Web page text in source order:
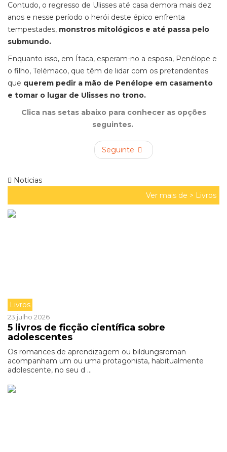
Contudo, o regresso de Ulisses até casa demora mais dez
anos e nesse período o herói deste épico enfrenta
tempestades, monstros mitológicos e até passa pelo
submundo.
Enquanto isso, em Ítaca, esperam-no a esposa, Penélope e
o filho, Telémaco, que têm de lidar com os pretendentes
que querem pedir a mão de Penélope em casamento
e tomar o lugar de Ulisses no trono.
Clica nas setas abaixo para conhecer as opções
seguintes.
Seguinte
Noticias
Ver mais de > Livros
Livros
23 julho 2026
5 livros de ficção científica sobre
adolescentes
Os romances de aprendizagem ou bildungsroman
acompanham um ou uma protagonista, habitualmente
adolescente, no seu d ...